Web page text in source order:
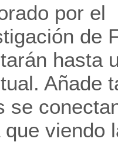
por el
de
hasta
Añade
se
viendo